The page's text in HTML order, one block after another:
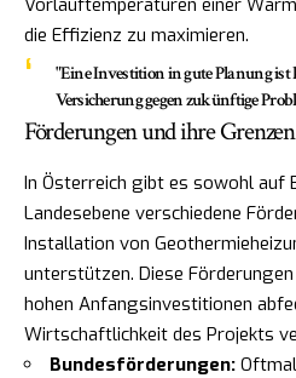
die Effizienz zu maximieren.
"Eine Investition in gute Planung ist
Versicherung gegen zukünftige
Förderungen und ihre Grenzen
In Österreich gibt es sowohl auf
Landesebene verschiedene
Installation von
unterstützen. Diese
hohen Anfangsinvestitionen
Wirtschaftlichkeit des Projekts
Bundesförderungen: